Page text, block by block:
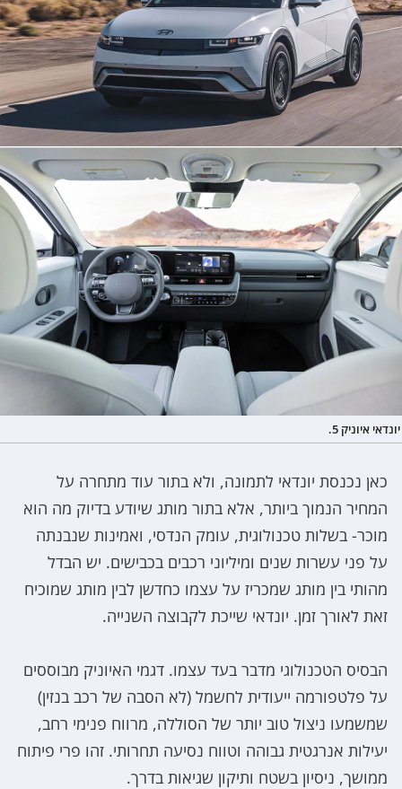
יונדאי איוניק 5.
כאן נכנסת יונדאי לתמונה, ולא בתור עוד מתחרה על
המחיר הנמוך ביותר, אלא בתור מותג שיודע בדיוק מה הוא
מוכר- בשלות טכנולוגית, עומק הנדסי, ואמינות שנבנתה
על פני עשרות שנים ומיליוני רכבים בכבישים. יש הבדל
מהותי בין מותג שמכריז על עצמו כחדשן לבין מותג שמוכיח
זאת לאורך זמן. יונדאי שייכת לקבוצה השנייה.
הבסיס הטכנולוגי מדבר בעד עצמו. דגמי האיוניק מבוססים
על פלטפורמה ייעודית לחשמל (לא הסבה של רכב בנזין)
שמשמעו ניצול טוב יותר של הסוללה, מרווח פנימי רחב,
יעילות אנרגטית גבוהה וטווח נסיעה תחרותי. זהו פרי פיתוח
ממושך, ניסיון בשטח ותיקון שגיאות בדרך.